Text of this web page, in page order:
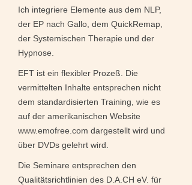
Ich integriere Elemente aus dem NLP,
der EP nach Gallo, dem QuickRemap,
der Systemischen Therapie und der
Hypnose.
EFT ist ein flexibler Prozeß. Die
vermittelten Inhalte entsprechen nicht
dem standardisierten Training, wie es
auf der amerikanischen Website
www.emofree.com dargestellt wird und
über DVDs gelehrt wird.
Die Seminare entsprechen den
Qualitätsrichtlinien des D.A.CH eV. für